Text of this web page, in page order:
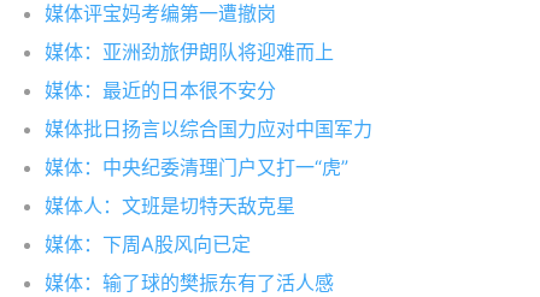
媒体评宝妈考编第一遭撤岗
媒体：亚洲劲旅伊朗队将迎难而上
媒体：最近的日本很不安分
媒体批日扬言以综合国力应对中国军力
媒体：中央纪委清理门户又打一“虎”
媒体人：文班是切特天敌克星
媒体：下周A股风向已定
媒体：输了球的樊振东有了活人感